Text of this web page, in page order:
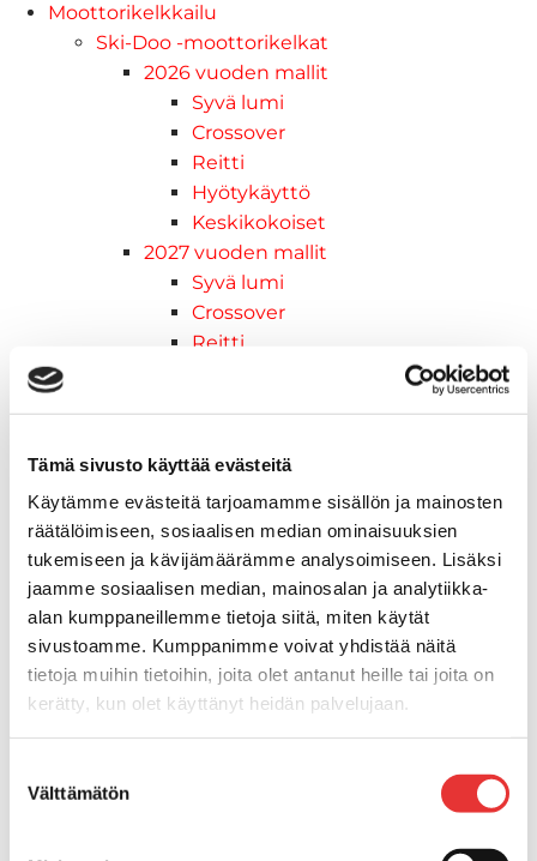
Tämä sivusto käyttää evästeitä
Käytämme evästeitä tarjoamamme sisällön ja mainosten
räätälöimiseen, sosiaalisen median ominaisuuksien
tukemiseen ja kävijämäärämme analysoimiseen. Lisäksi
jaamme sosiaalisen median, mainosalan ja analytiikka-
alan kumppaneillemme tietoja siitä, miten käytät
sivustoamme. Kumppanimme voivat yhdistää näitä
tietoja muihin tietoihin, joita olet antanut heille tai joita on
kerätty, kun olet käyttänyt heidän palvelujaan.
valinta
Välttämätön
Moottorikelkkailu
Ski-Doo -moottorikelkat
2026 vuoden mallit
Syvä lumi
Crossover
Reitti
Hyötykäyttö
Keskikokoiset
2027 vuoden mallit
Syvä lumi
Crossover
Reitti
Lynx-moottorikelkat
2026 vuoden mallit
Syvä lumi
Crossover
Hyötykäyttö
Reitti
ADVENTURE ELECTRIC
2027 vuoden mallit
Syvä lumi
Crossover